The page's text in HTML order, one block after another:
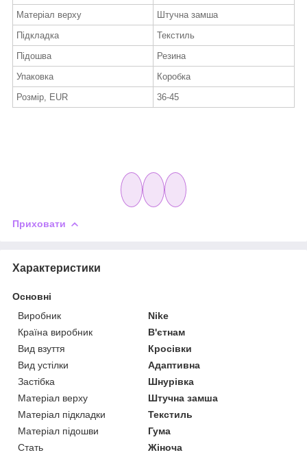
Матеріал верху
Штучна замша
Підкладка
Текстиль
Підошва
Резина
Упаковка
Коробка
Розмір, EUR
36-45
Приховати
Характеристики
Основні
Виробник
Nike
Країна виробник
В'єтнам
Вид взуття
Кросівки
Вид устілки
Адаптивна
Застібка
Шнурівка
Матеріал верху
Штучна замша
Матеріал підкладки
Текстиль
Матеріал підошви
Гума
Стать
Жіноча